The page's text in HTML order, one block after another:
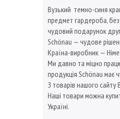
Вузький темно-синя
предмет гардероба, без
чудовий подарунок
Schönau — чудове
Країна-виробник —
Ми давно та міцно
продукція Schönau має
З товарів нашого
Наші товари можна
Україні.